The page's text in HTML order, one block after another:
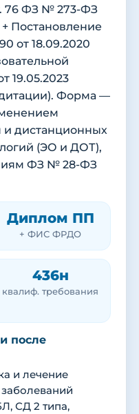
76 ФЗ № 273-ФЗ
Постановление
от 18.09.2020
19.05.2023
Форма —
и дистанционных
(ЭО и ДОТ),
ФЗ № 28-ФЗ
Диплом ПП
+ ФИС ФРДО
436н
квалиф. требования
после
и лечение
СД 2 типа,